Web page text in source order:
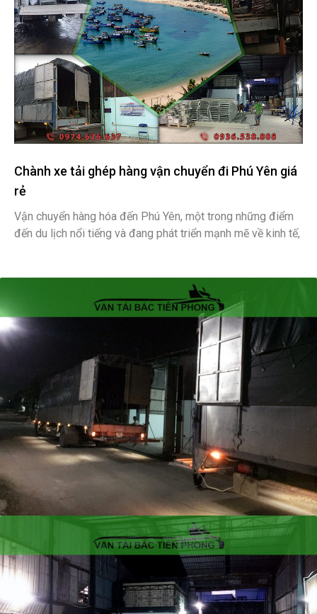
Chành xe tải ghép hàng vận chuyển đi Phú Yên giá
rẻ
Vận chuyển hàng hóa đến Phú Yên, một trong những điểm
đến du lịch nổi tiếng và đang phát triển mạnh mẽ về kinh tế,